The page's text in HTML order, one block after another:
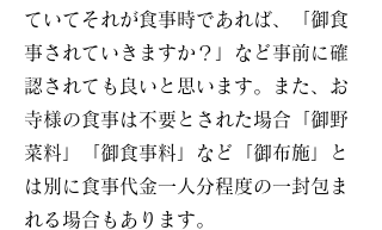
ていてそれが食事時であれば、「御食
事されていきますか？」など事前に確
認されても良いと思います。また、お
寺様の食事は不要とされた場合「御野
菜料」「御食事料」など「御布施」と
は別に食事代金一人分程度の一封包ま
れる場合もあります。